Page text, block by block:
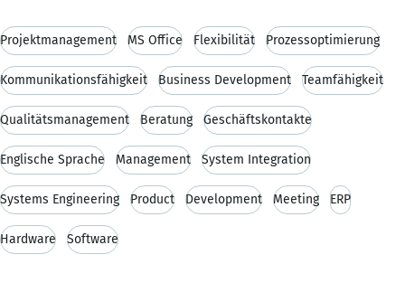
Projektmanagement MS Office Flexibilität Prozessoptimierung
Kommunikationsfähigkeit Business Development Teamfähigkeit
Qualitätsmanagement Beratung Geschäftskontakte
Englische Sprache Management System Integration
Systems Engineering Product Development Meeting ERP
Hardware Software